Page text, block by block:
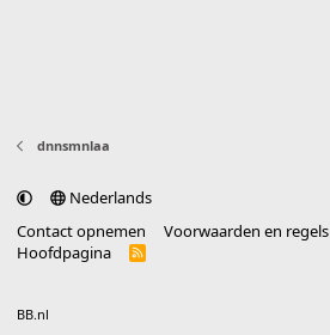
dnnsmnlaa
Nederlands
Contact opnemen
Voorwaarden en regels
Hoofdpagina
R
BB.nl